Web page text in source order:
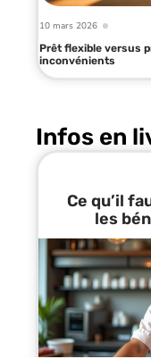
10 mars 2026
Prêt flexible versus
inconvénients
Infos en
Ce qu’il
les